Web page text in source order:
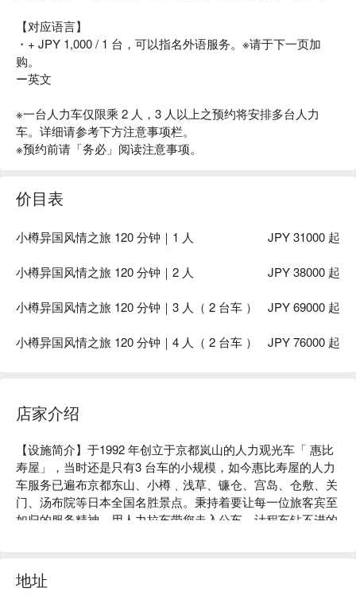
【对应语言】
・+ JPY 1,000 / 1 台，可以指名外语服务。※请于下一页加
购。
ー英文
※一台人力车仅限乘 2 人，3 人以上之预约将安排多台人力
车。详细请参考下方注意事项栏。
※预约前请「务必」阅读注意事项。
价目表
小樽异国风情之旅 120 分钟｜1 人 JPY 31000 起
小樽异国风情之旅 120 分钟｜2 人 JPY 38000 起
小樽异国风情之旅 120 分钟｜3 人（ 2 台车 ） JPY 69000 起
小樽异国风情之旅 120 分钟｜4 人（ 2 台车 ） JPY 76000 起
店家介绍
【设施简介】于1992 年创立于京都岚山的人力观光车「 惠比
寿屋」，当时还是只有3 台车的小规模，如今惠比寿屋的人力
车服务已遍布京都东山、小樽﹑浅草、镰仓、宫岛、仓敷、关
门、汤布院等日本全国名胜景点。秉持着要让每一位旅客宾至
如归的服务精神，用人力拉车带您走入公车、计程车钻不进的
识，成为在地通。这些车夫们就是您的私人导游，内行人才知
道的文化、历史、美食…旅游书里没有的资讯毫不藏私通通分
地址